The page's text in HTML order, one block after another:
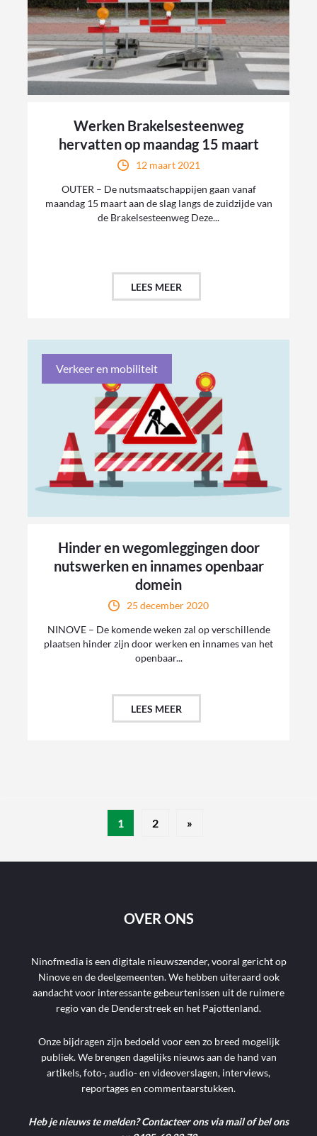
Werken Brakelsesteenweg
hervatten op maandag 15 maart
12 maart 2021
OUTER – De nutsmaatschappijen gaan vanaf
maandag 15 maart aan de slag langs de zuidzijde van
de Brakelsesteenweg Deze...
LEES MEER
Verkeer en mobiliteit
Hinder en wegomleggingen door
nutswerken en innames openbaar
domein
25 december 2020
NINOVE – De komende weken zal op verschillende
plaatsen hinder zijn door werken en innames van het
openbaar...
LEES MEER
1 2 »
OVER ONS
Ninofmedia is een digitale nieuwszender, vooral gericht op
Ninove en de deelgemeenten. We hebben uiteraard ook
aandacht voor interessante gebeurtenissen uit de ruimere
regio van de Denderstreek en het Pajottenland.
Onze bijdragen zijn bedoeld voor een zo breed mogelijk
publiek. We brengen dagelijks nieuws aan de hand van
artikels, foto-, audio- en videoverslagen, interviews,
reportages en commentaarstukken.
Heb je nieuws te melden? Contacteer ons via mail of bel ons